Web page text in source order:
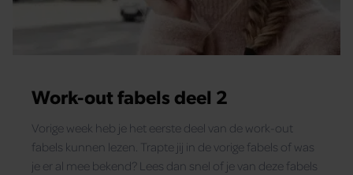
Work-out fabels deel 2
Vorige week heb je het eerste deel van de work-out
fabels kunnen lezen. Trapte jij in de vorige fabels of was
je er al mee bekend? Lees dan snel of je van deze fabels